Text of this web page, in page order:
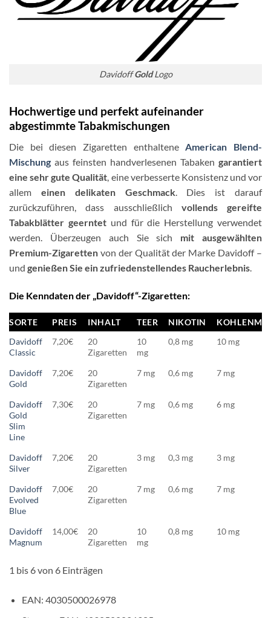
DavidoffGoldLogo
Hochwertige und perfekt aufeinander
abgestimmte Tabakmischungen
Die bei diesen Zigaretten enthaltene American Blend-
Mischung aus feinsten handverlesenen Tabaken garantiert
eine sehr gute Qualität , eine verbesserte Konsistenz und vor
allem einen delikaten Geschmack. Dies ist darauf
zurückzuführen, dass ausschließlich vollends gereifte
Tabakblätter geerntetund für die Herstellung verwendet
werden. Überzeugen auch Sie sich mit ausgewählten
Premium-Zigaretten von der Qualität der Marke Davidoff –
und genießen Sie ein zufriedenstellendes Raucherlebnis
Die Kenndaten der „Davidoff“-Zigaretten:
SORTE PREIS INHALT TEER NIKOTIN
Davidoff
Classic
7,20€
20
Zigaretten
10
mg
0,8 mg 10 mg
Davidoff
Gold
7,20€
20
Zigaretten
7 mg 0,6 mg 7 mg
Davidoff
Gold
Slim
Line
7,30€
20
Zigaretten
7 mg 0,6 mg 6 mg
Davidoff
Silver
7,20€
20
Zigaretten
3 mg 0,3 mg 3 mg
Davidoff
Evolved
Blue
7,00€
20
Zigaretten
7 mg 0,6 mg 7 mg
Davidoff
Magnum
14,00€
20
Zigaretten
10
mg
0,8 mg 10 mg
1 bis 6 von 6 Einträgen
EAN: 4030500026978